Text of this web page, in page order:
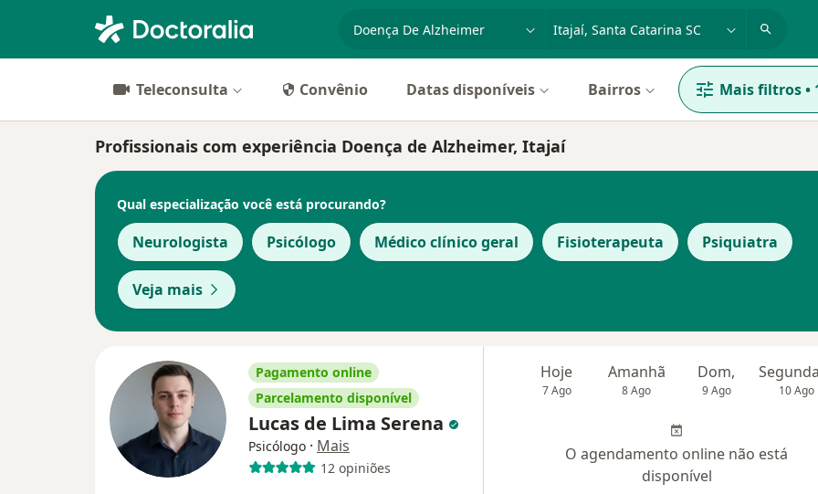
cidade ou região
Teleconsulta Convênio Datas disponíveis Bairros Mais filtros•
Profissionais com experiência Doença de Alzheimer, Itajaí
Qual especialização você está procurando?
Neurologista Psicólogo Médico clínico geral Fisioterapeuta Psiquiatra
Veja mais
Pagamento online
Parcelamento disponível
Lucas de Lima Serena
Psicólogo · Mais
12 opiniões
Hoje
7 Ago
Amanhã
8 Ago
Dom,
9 Ago 10 Ago
O agendamento online não está
disponível